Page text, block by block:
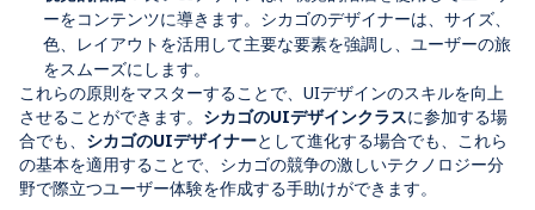
ーをコンテンツに導きます。シカゴのデザイナーは、サイズ、
色、レイアウトを活用して主要な要素を強調し、ユーザーの旅
をスムーズにします。
これらの原則をマスターすることで、UIデザインのスキルを向上
させることができます。 シカゴのUIデザインクラスに参加する場
合でも、 シカゴのUIデザイナーとして進化する場合でも、これら
の基本を適用することで、シカゴの競争の激しいテクノロジー分
野で際立つユーザー体験を作成する手助けができます。